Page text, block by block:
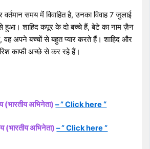
समय में विवाहित है, उनका विवाह 7 जुलाई
हुआ। शाहिद कपूर के दो बच्चे हैं, बेटे का नाम ज़ैन
वह अपने बच्चों से बहुत प्यार करते हैं। शाहिद और
काफी अच्छे से कर रहे हैं।
(भारतीय अभिनेता)– ” Click here “
(भारतीय अभिनेता)– ” Click here “